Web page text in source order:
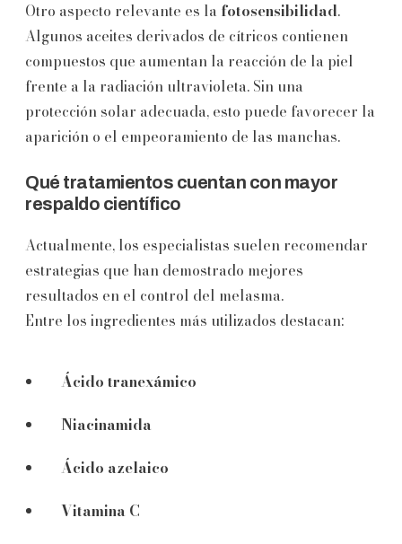
Otro aspecto relevante es la fotosensibilidad.
Algunos aceites derivados de cítricos contienen
compuestos que aumentan la reacción de la piel
frente a la radiación ultravioleta. Sin una
protección solar adecuada, esto puede favorecer la
aparición o el empeoramiento de las manchas.
Qué tratamientos cuentan con mayor
respaldo científico
Actualmente, los especialistas suelen recomendar
estrategias que han demostrado mejores
resultados en el control del melasma.
Entre los ingredientes más utilizados destacan:
Ácido tranexámico
Niacinamida
Ácido azelaico
Vitamina C